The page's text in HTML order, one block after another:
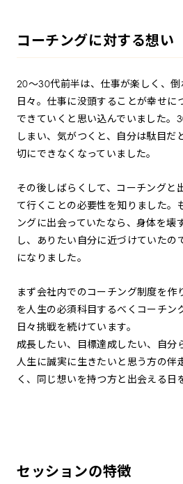
コーチングに対する想い
20～30代前半は、仕事が楽しく、
日々。仕事に没頭することが幸せに
できていくと思い込んでいました。
しまい、気がつくと、自分は駄目だ
切にできなくなっていました。
その後しばらくして、コーチングと
て行くことの必要性を知りました。
ングに出会っていたなら、身体を壊
し、ありたい自分に近づけていたの
になりました。
まず会社内でのコーチング制度を作
を人生の必須科目するべくコーチン
日々挑戦を続けています。
成長したい、目標達成したい、自分
人生に誠実に生きたいと思う方の伴
く、同じ想いを持つ方と出会える日
セッションの特徴